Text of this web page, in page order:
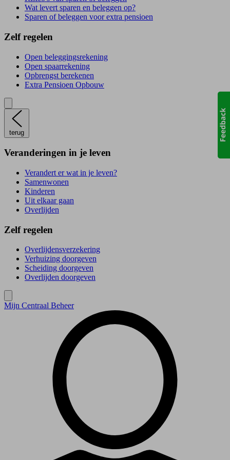
Wat levert sparen en beleggen op?
Sparen of beleggen voor extra pensioen
Zelf regelen
Open beleggingsrekening
Open spaarrekening
Opbrengst berekenen
Extra Pensioen Opbouw
terug
Veranderingen in je leven
Verandert er wat in je leven?
Samenwonen
Kinderen
Uit elkaar gaan
Overlijden
Zelf regelen
Overlijdensverzekering
Verhuizing doorgeven
Scheiding doorgeven
Overlijden doorgeven
Mijn Centraal Beheer